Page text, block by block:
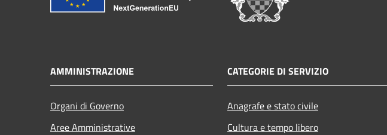
AMMINISTRAZIONE
Organi di Governo
Aree Amministrative
CATEGORIE DI SERVIZIO
Anagrafe e stato civile
Cultura e tempo libero